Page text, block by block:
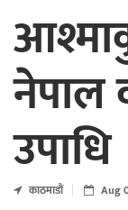
नेपाल
उपाधि
काठमाडाैं Aug